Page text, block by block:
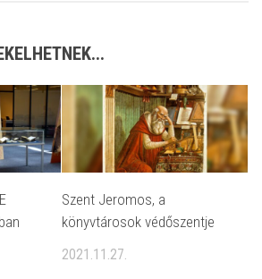
Szent Jeromos, a
könyvtárosok védőszentje
2021.11.27.